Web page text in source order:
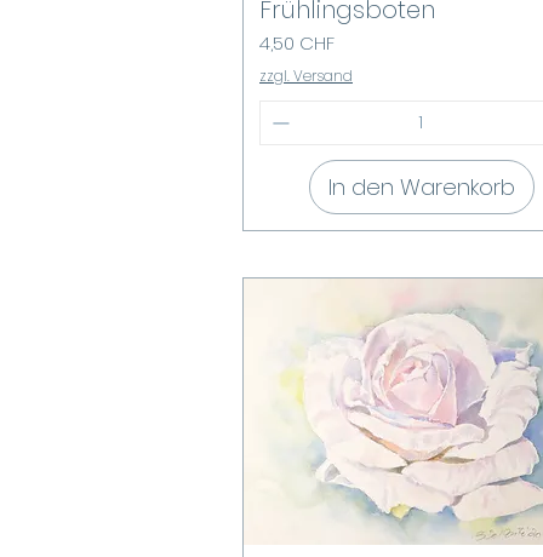
Frühlingsboten
Preis
4,50 CHF
zzgl. Versand
In den Warenkorb